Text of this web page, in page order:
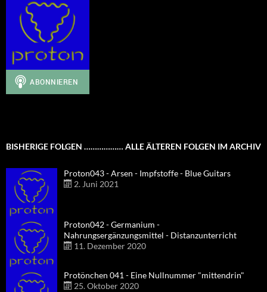
BISHERIGE FOLGEN ……………… ALLE ÄLTEREN FOLGEN IM ARCHIV
Proton043 - Arsen - Impfstoffe - Blue Guitars
2. Juni 2021
Proton042 - Germanium -
Nahrungsergänzungsmittel - Distanzunterricht
11. Dezember 2020
Protönchen 041 - Eine Nullnummer "mittendrin"
25. Oktober 2020